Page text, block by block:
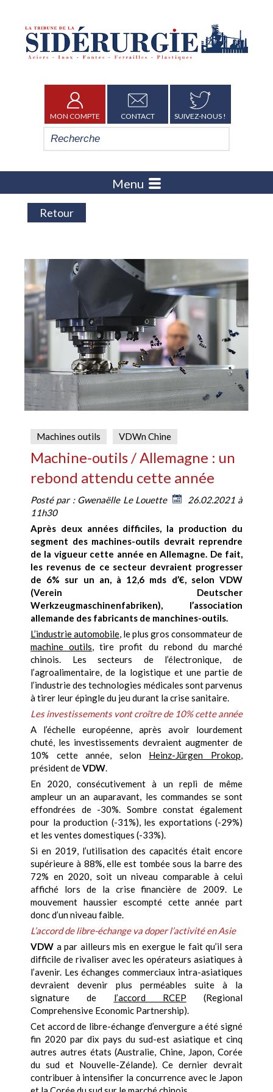
MON COMPTE CONTACT SUIVEZ-NOUS !
Menu
Retour
Machines outils VDWn Chine
Machine-outils / Allemagne : un
rebond attendu cette année
Posté par : Gwenaëlle Le Louette
26.02.2021 à
11h30
Après deux années difficiles, la production du
segment des machines-outils devrait reprendre
de la vigueur cette année en Allemagne. De fait,
les revenus de ce secteur devraient progresser
de 6% sur un an, à 12,6 mds d’€, selon VDW
(Verein Deutscher
Werkzeugmaschinenfabriken), l’association
allemande des fabricants de manchines-outils.
L’industrie automobile, le plus gros consommateur de
machine outils, tire profit du rebond du marché
chinois. Les secteurs de l’électronique, de
l’agroalimentaire, de la logistique et une partie de
l’industrie des technologies médicales sont parvenus
à tirer leur épingle du jeu durant la crise sanitaire.
Les investissements vont croître de 10% cette année
A l’échelle européenne, après avoir lourdement
chuté, les investissements devraient augmenter de
10% cette année, selon Heinz-Jürgen Prokop,
président deVDW.
En 2020, consécutivement à un repli de même
ampleur un an auparavant, les commandes se sont
effondrées de -30%. Sombre constat également
pour la production (-31%), les exportations (-29%)
et les ventes domestiques (-33%).
Si en 2019, l’utilisation des capacités était encore
supérieure à 88%, elle est tombée sous la barre des
72% en 2020, soit un niveau comparable à celui
affiché lors de la crise financière de 2009. Le
mouvement haussier escompté cette année part
donc d’un niveau faible.
L’accord de libre-échange va doper l’activité en Asie
VDW a par ailleurs mis en exergue le fait qu’il sera
difficile de rivaliser avec les opérateurs asiatiques à
l’avenir. Les échanges commerciaux intra-asiatiques
devraient devenir plus perméables suite à la
signature de l’accord RCEP (Regional
Comprehensive Economic Partnership).
Cet accord de libre-échange d’envergure a été signé
fin 2020 par dix pays du sud-est asiatique et cinq
autres autres états (Australie, Chine, Japon, Corée
du sud et Nouvelle-Zélande). Ce dernier devrait
contribuer à intensifier la concurrence avec le Japon